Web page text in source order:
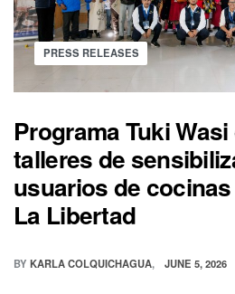
PRESS RELEASES
Programa Tuki
talleres de
usuarios de
La Libertad
BY KARLA COLQUICHAGUA JUNE 5, 2026